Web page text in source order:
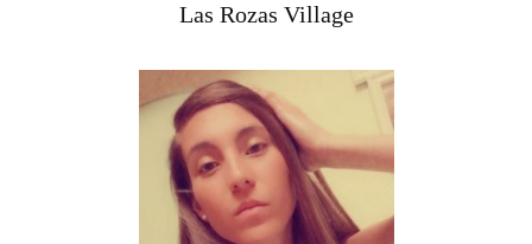
Las Rozas Village